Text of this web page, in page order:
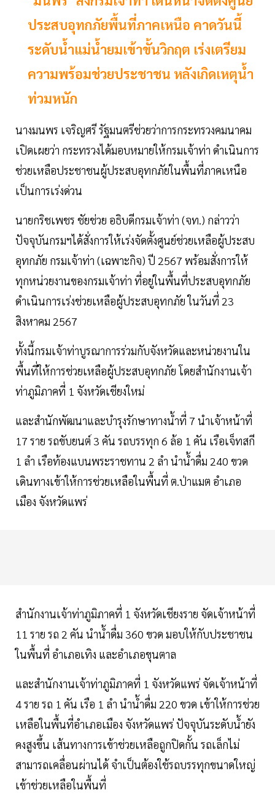
ประสบอุทกภัยพื้นที่ภาคเหนือ คาดวันนี้
ระดับน้ำแม่น้ำยมเข้าขั้นวิกฤต เร่งเตรียม
ความพร้อมช่วยประชาชน หลังเกิดเหตุน้ำ
ท่วมหนัก
นางมนพร เจริญศรี รัฐมนตรีช่วยว่าการกระทรวงคมนาคม
เปิดเผยว่า กระทรวงได้มอบหมายให้กรมเจ้าท่า ดำเนินการ
ช่วยเหลือประชาชนผู้ประสบอุทกภัยในพื้นที่ภาคเหนือ
เป็นการเร่งด่วน
นายกริชเพชร ชัยช่วย อธิบดีกรมเจ้าท่า (จท.) กล่าวว่า
ปัจจุบันกรมฯได้สั่งการให้เร่งจัดตั้งศูนย์ช่วยเหลือผู้ประสบ
อุทกภัย กรมเจ้าท่า (เฉพาะกิจ) ปี 2567 พร้อมสั่งการให้
ทุกหน่วยงานของกรมเจ้าท่า ที่อยู่ในพื้นที่ประสบอุทกภัย
ดำเนินการเร่งช่วยเหลือผู้ประสบอุทกภัย ในวันที่ 23
สิงหาคม 2567
ทั้งนี้กรมเจ้าท่าบูรณาการร่วมกับจังหวัดและหน่วยงานใน
พื้นที่ให้การช่วยเหลือผู้ประสบอุทกภัย โดยสำนักงานเจ้า
ท่าภูมิภาคที่ 1 จังหวัดเชียงใหม่
และสำนักพัฒนาและบำรุงรักษาทางน้ำที่ 7 นำเจ้าหน้าที่
17 ราย รถขับยนต์ 3 คัน รถบรรทุก 6 ล้อ 1 คัน เรือเจ็ทสกี
1 ลำ เรือท้องแบนพระราชทาน 2 ลำ นำน้ำดื่ม 240 ขวด
เดินทางเข้าให้การช่วยเหลือในพื้นที่ ต.ป่าแมต อำเภอ
เมือง จังหวัดแพร่
สำนักงานเจ้าท่าภูมิภาคที่ 1 จังหวัดเชียงราย จัดเจ้าหน้าที่
11 ราย รถ 2 คัน นำน้ำดื่ม 360 ขวด มอบให้กับประชาชน
ในพื้นที่ อำเภอเทิง และอำเภอขุนตาล
และสำนักงานเจ้าท่าภูมิภาคที่ 1 จังหวัดแพร่ จัดเจ้าหน้าที่
4 ราย รถ 1 คัน เรือ 1 ลำ นำน้ำดื่ม 220 ขวด เข้าให้การช่วย
เหลือในพื้นที่อำเภอเมือง จังหวัดแพร่ ปัจจุบันระดับน้ำยัง
คงสูงขึ้น เส้นทางการเข้าช่วยเหลือถูกปิดกั้น รถเล็กไม่
สามารถเคลื่อนผ่านได้ จำเป็นต้องใช้รถบรรทุกขนาดใหญ่
เข้าช่วยเหลือในพื้นที่